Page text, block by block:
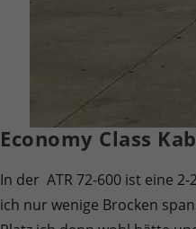
Economy Class
In der ATR 72-600 ist eine
ich nur wenige Brocken